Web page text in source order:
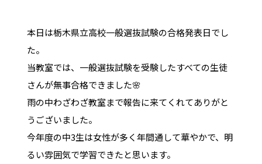
本日は栃木県立高校一般選抜試験の合格発表日でし
た。
当教室では、一般選抜試験を受験したすべての生徒
さんが無事合格できました🌸
雨の中わざわざ教室まで報告に来てくれてありがと
うございました。
今年度の中3生は女性が多く年間通して華やかで、明
るい雰囲気で学習できたと思います。